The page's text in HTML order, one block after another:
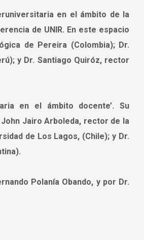
en el ámbito de la
de UNIR. En este espacio
de Pereira (Colombia); Dr.
y Dr. Santiago Quiróz, rector
en el ámbito docente’. Su
Jairo Arboleda, rector de la
de Los Lagos, (Chile); y Dr.
Polanía Obando, y por Dr.